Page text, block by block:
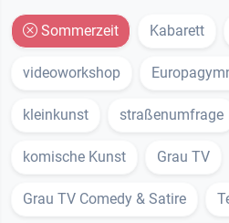
Sommerzeit Kabarett
videoworkshop
kleinkunst straßenumfrage
komische Kunst Grau TV
Grau TV Comedy & Satire